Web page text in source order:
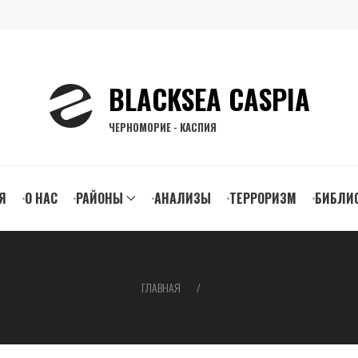
BLACKSEA CASPIA
ЧЕРНОМОРИЕ - КАСПИЯ
О НАС РАЙОНЫ АНАЛИЗЫ ТЕРРОРИЗМ
ГЛАВНАЯ